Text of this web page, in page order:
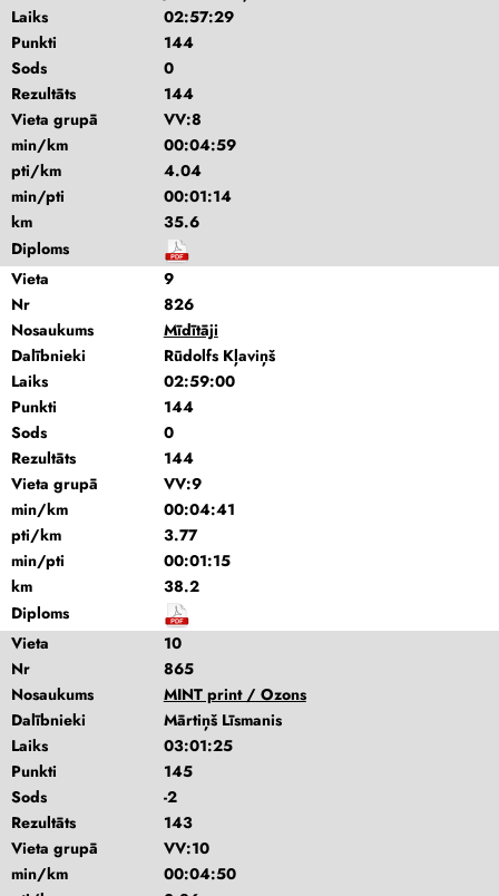
Laiks
02:57:29
Punkti
144
Sods
0
Rezultāts
144
Vieta grupā
VV:8
min/km
00:04:59
pti/km
4.04
min/pti
00:01:14
km
35.6
Diploms
Vieta
9
Nr
826
Nosaukums
Mīdītāji
Dalībnieki
Rūdolfs Kļaviņš
Laiks
02:59:00
Punkti
144
Sods
0
Rezultāts
144
Vieta grupā
VV:9
min/km
00:04:41
pti/km
3.77
min/pti
00:01:15
km
38.2
Diploms
Vieta
10
Nr
865
Nosaukums
MINT print / Ozons
Dalībnieki
Mārtiņš Līsmanis
Laiks
03:01:25
Punkti
145
Sods
-2
Rezultāts
143
Vieta grupā
VV:10
min/km
00:04:50